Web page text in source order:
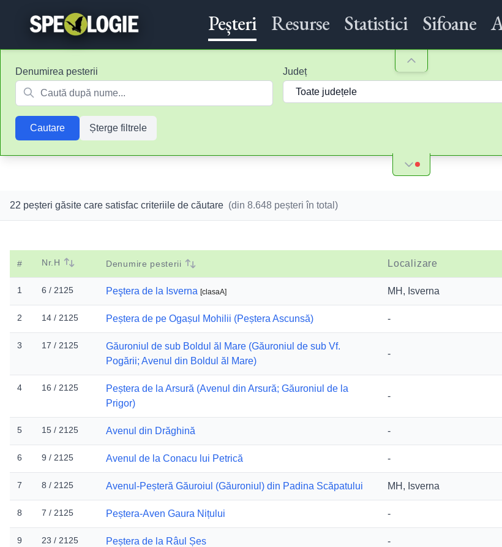
Peșteri Resurse Statistici Sifoane
Denumirea pesterii Județ
Cautare Șterge filtrele
22 peșteri găsite care satisfac criteriile de căutare (din 8.648 peșteri în total)
# Nr.H Denumire pesterii Localizare
1 6 / 2125 Peştera de la Isverna [clasaA] MH, Isverna
2 14 / 2125 Peștera de pe Ogașul Mohilii (Peștera Ascunsă) -
3 17 / 2125
Găuroniul de sub Boldul ăl Mare (Găuroniul de sub Vf.
Pogării; Avenul din Boldul ăl Mare)
-
4 16 / 2125
Peștera de la Arsură (Avenul din Arsură; Găuroniul de la
Prigor)
-
5 15 / 2125 Avenul din Drăghină -
6 9 / 2125 Avenul de la Conacu lui Petrică -
7 8 / 2125 Avenul-Peșteră Găuroiul (Găuroniul) din Padina Scăpatului MH, Isverna
8 7 / 2125 Peștera-Aven Gaura Nițului -
9 23 / 2125 Peștera de la Râul Șes -